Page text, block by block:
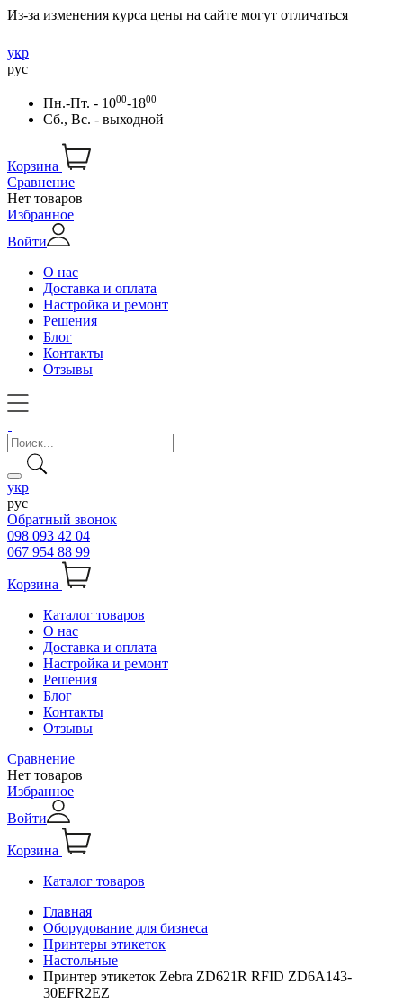
Из-за изменения курса цены на сайте могут отличаться
укр
рус
Пн.-Пт. - 1000-1800
Сб., Вс. - выходной
Корзина
Сравнение
Нет товаров
Избранное
Войти
О нас
Доставка и оплата
Настройка и ремонт
Решения
Блог
Контакты
Отзывы
укр
рус
Обратный звонок
098 093 42 04
067 954 88 99
Корзина
Каталог товаров
О нас
Доставка и оплата
Настройка и ремонт
Решения
Блог
Контакты
Отзывы
Сравнение
Нет товаров
Избранное
Войти
Корзина
Каталог товаров
Главная
Оборудование для бизнеса
Принтеры этикеток
Настольные
Принтер этикеток Zebra ZD621R RFID ZD6A143-
30EFR2EZ